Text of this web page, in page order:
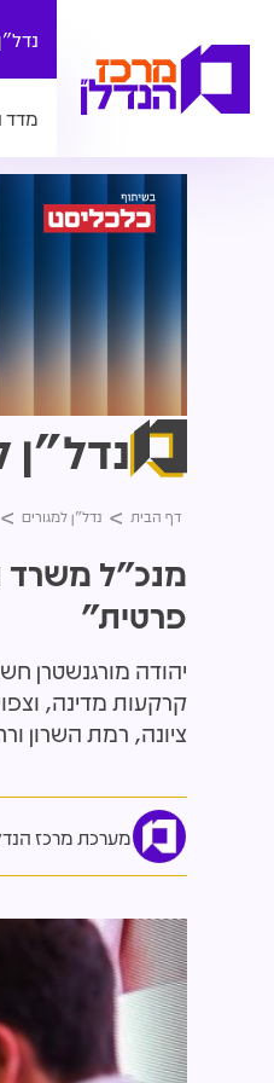
מדד
נדל"ן
דף הבית נדל"ן למגורים
מנכ"ל משרד
פרטית"
יהודה מורגנשטרן
קרקעות מדינה,
ציונה, רמת השרון
מערכת מרכז
יזמות קיבלה היתרים ל-3 פרויקטי